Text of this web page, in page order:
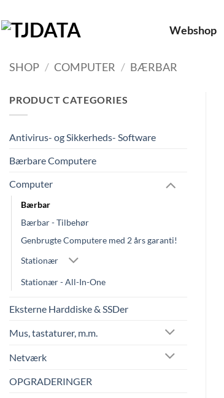
til
indhold
Webshop
SHOP / COMPUTER / BÆRBAR
PRODUCT CATEGORIES
Antivirus- og Sikkerheds- Software
Bærbare Computere
Computer
Bærbar
Bærbar - Tilbehør
Genbrugte Computere med 2 års garanti!
Stationær
Stationær - All-In-One
Eksterne Harddiske & SSDer
Mus, tastaturer, m.m.
Netværk
OPGRADERINGER